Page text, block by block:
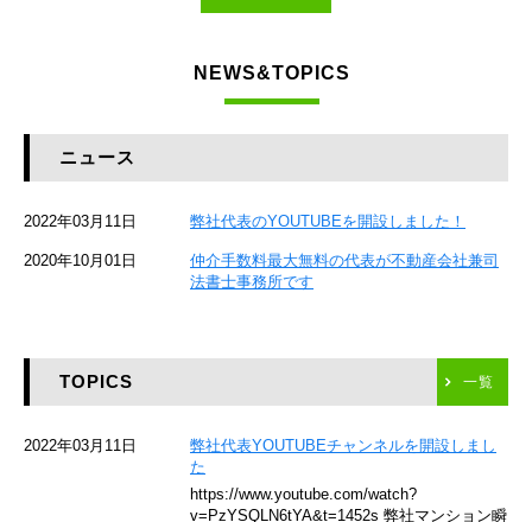
JR総武本線
京成本線
東海道新幹線
NEWS&TOPICS
ニュース
2022年03月11日 弊社代表のYOUTUBEを開設しました！
2020年10月01日
仲介手数料最大無料の代表が不動産会社兼司
法書士事務所です
TOPICS 一覧
2022年03月11日
弊社代表YOUTUBEチャンネルを開設しまし
た
https://www.youtube.com/watch?
v=PzYSQLN6tYA&t=1452s 弊社マンション瞬